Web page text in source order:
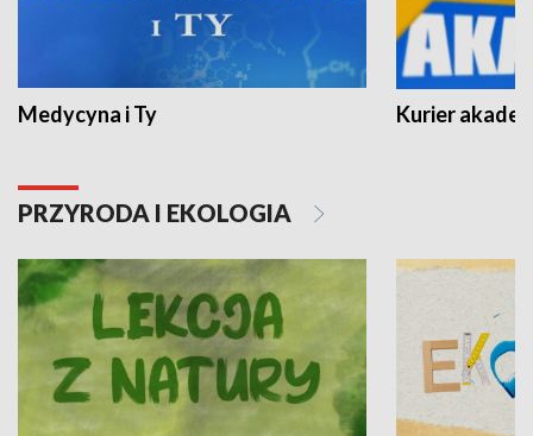
Medycyna i Ty Kurier
PRZYRODA I EKOLOGIA